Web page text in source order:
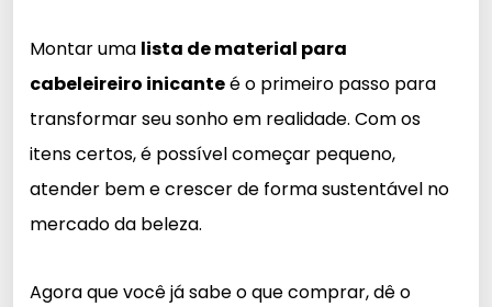
Montar uma lista de material para
cabeleireiro inicanteé o primeiro passo para
transformar seu sonho em realidade. Com os
itens certos, é possível começar pequeno,
atender bem e crescer de forma sustentável no
mercado da beleza.
Agora que você já sabe o que comprar, dê o